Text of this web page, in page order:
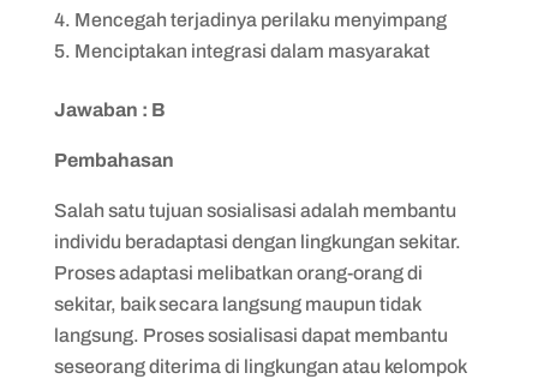
Mencegah terjadinya perilaku menyimpang
Menciptakan integrasi dalam masyarakat
Jawaban : B
Pembahasan
Salah satu tujuan sosialisasi adalah membantu
individu beradaptasi dengan lingkungan sekitar.
Proses adaptasi melibatkan orang-orang di
sekitar, baik secara langsung maupun tidak
langsung. Proses sosialisasi dapat membantu
seseorang diterima di lingkungan atau kelompok